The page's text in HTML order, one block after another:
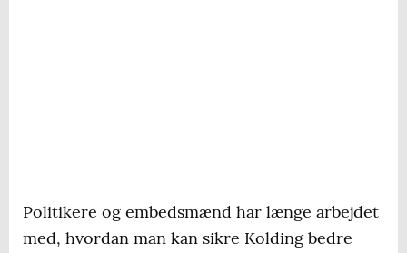
Politikere og embedsmænd har længe arbejdet
med, hvordan man kan sikre Kolding bedre